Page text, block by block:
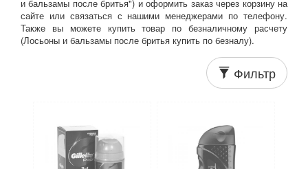
и бальзамы после бритья") и оформить заказ через корзину на
сайте или связаться с нашими менеджерами по телефону.
Также вы можете купить товар по безналичному расчету
(Лосьоны и бальзамы после бритья купить по безналу).
Фильтр